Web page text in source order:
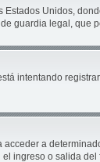
Unidos,
guardia legal,
intentando
a
ingreso o salida